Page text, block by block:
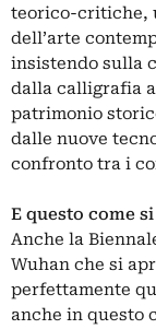
teorico-critiche,
dell’arte
insistendo sulla
dalla calligrafia
patrimonio
dalle nuove
confronto tra i
E questo come
Anche la
Wuhan che si
perfettamente
anche in questo